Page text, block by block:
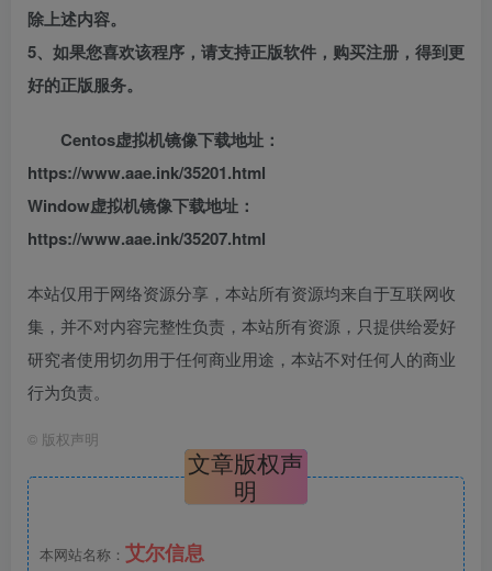
除上述内容。
5、如果您喜欢该程序，请支持正版软件，购买注册，得到更
好的正版服务。
Centos虚拟机镜像下载地址：
https://www.aae.ink/35201.html
Window虚拟机镜像下载地址：
https://www.aae.ink/35207.html
本站仅用于网络资源分享，本站所有资源均来自于互联网收
集，并不对内容完整性负责，本站所有资源，只提供给爱好
研究者使用切勿用于任何商业用途，本站不对任何人的商业
行为负责。
© 版权声明
文章版权声
明
本网站名称： 艾尔信息